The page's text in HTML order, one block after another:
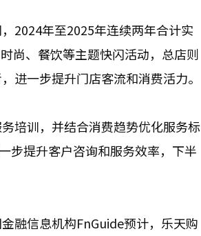
2024年至2025年连续两年合计实
尚、餐饮等主题快闪活动，总店则
进一步提升门店客流和消费活力。
培训，并结合消费趋势优化服务标
步提升客户咨询和服务效率，下半
融信息机构FnGuide预计，乐天购